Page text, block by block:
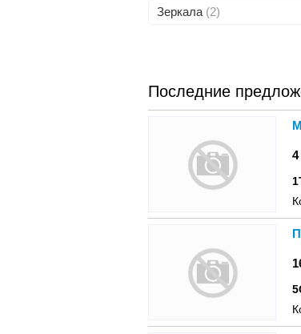
Зеркала (2)
Последние
4